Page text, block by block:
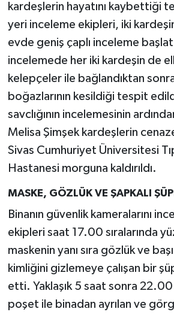
kardeşlerin hayatını kaybettiği
yeri inceleme ekipleri, iki
evde geniş çaplı inceleme
incelemede her iki kardeşin de
kelepçeler ile bağlandıktan
boğazlarının kesildiği tespit
savclığının incelemesinin
Melisa Şimşek kardeşlerin
Sivas Cumhuriyet Üniversitesi
Hastanesi morguna kaldırıldı.
MASKE, GÖZLÜK VE ŞAPKALI
Binanın güvenlik kameralarını
ekipleri saat 17.00 sıralarında
maskenin yanı sıra gözlük ve
kimliğini gizlemeye çalışan bir
etti. Yaklaşık 5 saat sonra 22.00
poşet ile binadan ayrılan ve